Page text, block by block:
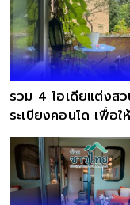
รวม 4 ไอเดียแต่งส
ระเบียงคอนโด เพื่อใ
น่าอยู่!